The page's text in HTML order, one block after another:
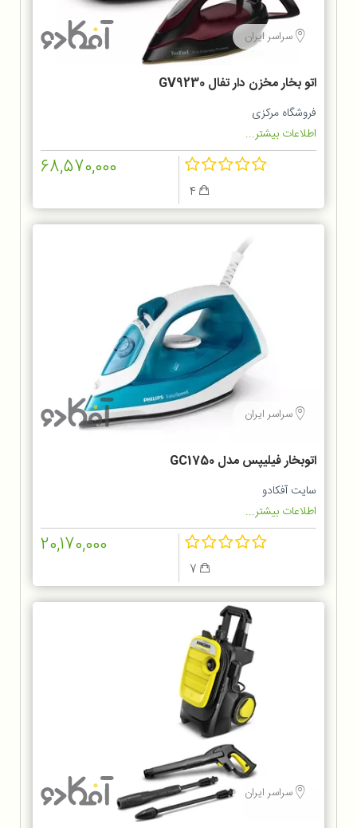
سراسر ایران
اتو بخار مخزن دار تفال GV9230
فروشگاه مرکزی
اطلاعات بیشتر...
68,570,000
سراسر ایران
اتوبخار فیلیپس مدل GC1750
سایت آفکادو
اطلاعات بیشتر...
20,170,000
سراسر ایران